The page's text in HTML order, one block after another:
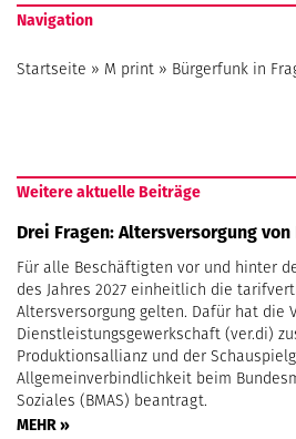
Navigation
Startseite » M print » Bürgerfunk in
Weitere aktuelle Beiträge
Drei Fragen: Altersversorgung
Für alle Beschäftigten vor und hinter
des Jahres 2027 einheitlich die
Altersversorgung gelten. Dafür hat die
Dienstleistungsgewerkschaft (ver.di)
Produktionsallianz und der
Allgemeinverbindlichkeit beim
Soziales (BMAS) beantragt.
MEHR »